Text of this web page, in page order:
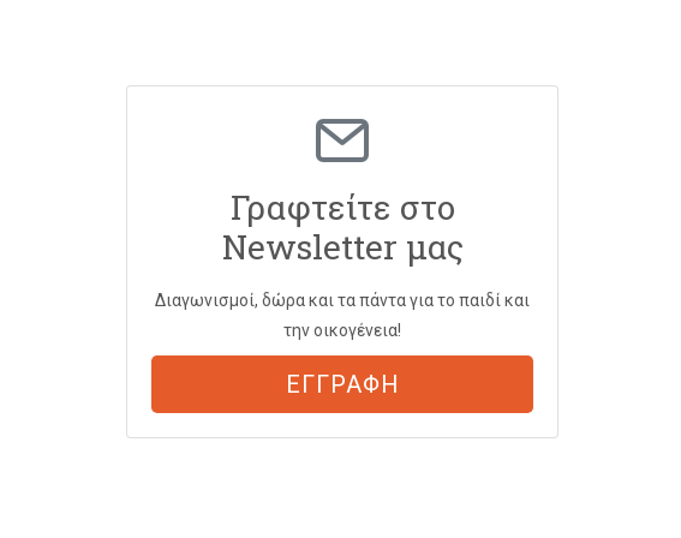
Γραφτείτε στο
Newsletter μας
Διαγωνισμοί, δώρα και τα πάντα για το παιδί και
την οικογένεια!
ΕΓΓΡΑΦΗ